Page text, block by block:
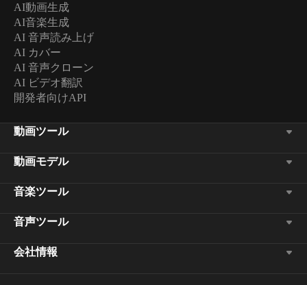
AI動画生成
AI音楽生成
AI 音声読み上げ
AI カバー
AI 音声クローン
AI ビデオ翻訳
開発者向けAPI
動画ツール
動画モデル
音楽ツール
音声ツール
会社情報